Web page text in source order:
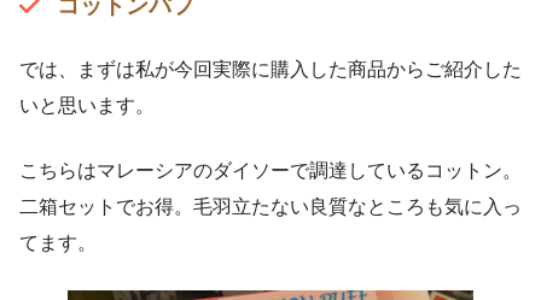
コットンパフ
では、まずは私が今回実際に購入した商品からご紹介した
いと思います。
こちらはマレーシアのダイソーで調達しているコットン。
二箱セットでお得。毛羽立たない良質なところも気に入っ
てます。